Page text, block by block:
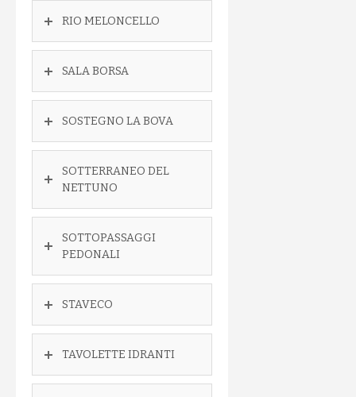
RIO MELONCELLO
SALA BORSA
SOSTEGNO LA BOVA
SOTTERRANEO DEL
NETTUNO
SOTTOPASSAGGI
PEDONALI
STAVECO
TAVOLETTE IDRANTI